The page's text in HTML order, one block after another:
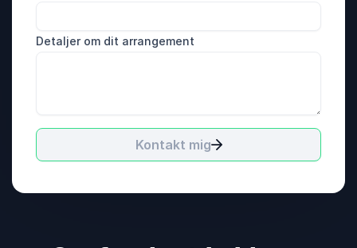
Detaljer om dit arrangement
Kontakt mig